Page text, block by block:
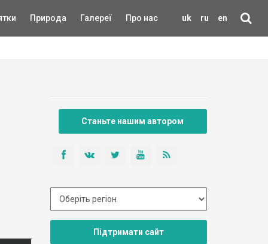
uk ru en
Природа Галереї Про нас
Станьте нашим автором
Підтримати сайт